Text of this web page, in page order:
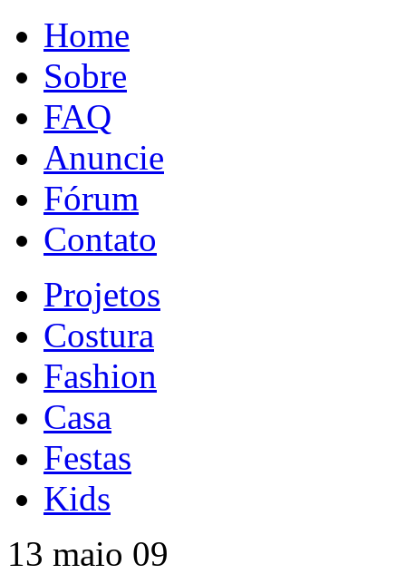
Home
Sobre
FAQ
Anuncie
Fórum
Contato
Projetos
Costura
Fashion
Casa
Festas
Kids
13 maio 09